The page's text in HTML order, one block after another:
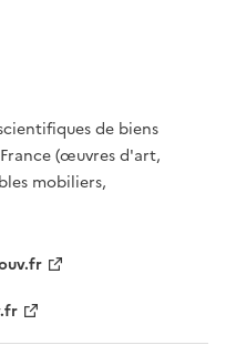
de biens
(œuvres d'art,
mobiliers,